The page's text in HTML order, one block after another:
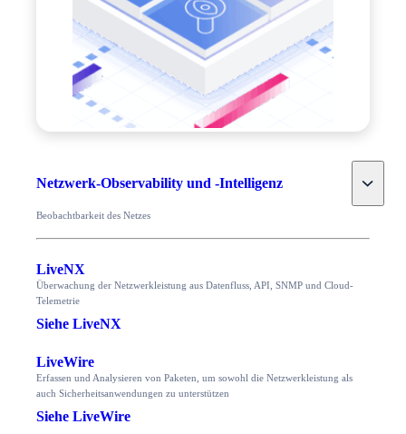
Netzwerk-Observability und -Intelligenz Toggle
Beobachtbarkeit des Netzes
LiveNX
Überwachung der Netzwerkleistung aus Datenfluss, API, SNMP und Cloud-
Telemetrie
Siehe LiveNX
LiveWire
Erfassen und Analysieren von Paketen, um sowohl die Netzwerkleistung als
auch Sicherheitsanwendungen zu unterstützen
Siehe LiveWire